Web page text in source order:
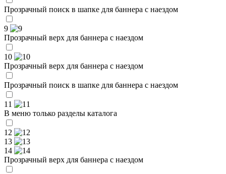
Прозрачный поиск в шапке для баннера с наездом
9
Прозрачный верх для баннера с наездом
10
Прозрачный верх для баннера с наездом
Прозрачный поиск в шапке для баннера с наездом
11
В меню только разделы каталога
12
13
14
Прозрачный верх для баннера с наездом